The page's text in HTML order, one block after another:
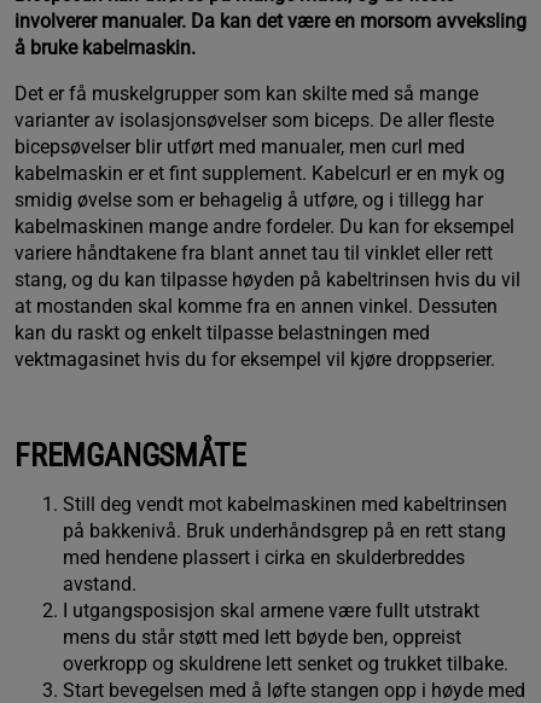
involverer manualer. Da kan det være en morsom avveksling
å bruke kabelmaskin.
Det er få muskelgrupper som kan skilte med så mange
varianter av isolasjonsøvelser som biceps. De aller fleste
bicepsøvelser blir utført med manualer, men curl med
kabelmaskin er et fint supplement. Kabelcurl er en myk og
smidig øvelse som er behagelig å utføre, og i tillegg har
kabelmaskinen mange andre fordeler. Du kan for eksempel
variere håndtakene fra blant annet tau til vinklet eller rett
stang, og du kan tilpasse høyden på kabeltrinsen hvis du vil
at mostanden skal komme fra en annen vinkel. Dessuten
kan du raskt og enkelt tilpasse belastningen med
vektmagasinet hvis du for eksempel vil kjøre droppserier.
FREMGANGSMÅTE
Still deg vendt mot kabelmaskinen med kabeltrinsen
på bakkenivå. Bruk underhåndsgrep på en rett stang
med hendene plassert i cirka en skulderbreddes
avstand.
I utgangsposisjon skal armene være fullt utstrakt
mens du står støtt med lett bøyde ben, oppreist
overkropp og skuldrene lett senket og trukket tilbake.
Start bevegelsen med å løfte stangen opp i høyde med